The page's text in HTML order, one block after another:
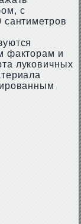
с
факторам и
луковичных